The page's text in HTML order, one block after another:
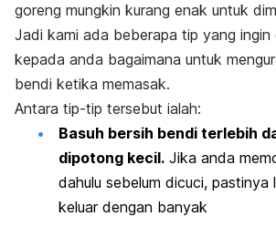
goreng mungkin kurang enak untuk
Jadi kami ada beberapa tip yang ingin
kepada anda bagaimana untuk
bendi ketika memasak.
Antara tip-tip tersebut ialah:
Basuh bersih bendi terlebih
dipotong kecil. Jika anda
dahulu sebelum dicuci, pastinya
keluar dengan banyak